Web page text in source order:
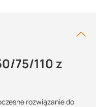
75/110 z
rozwiązanie do